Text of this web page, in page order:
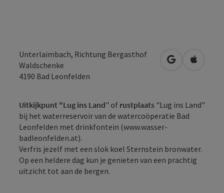
Unterlaimbach, Richtung Bergasthof
Waldschenke
4190 Bad Leonfelden
Openen in
Uitkijkpunt "Lug ins Land" of rustplaats "Lug ins Land"
bij het waterreservoir van de watercoöperatie Bad
Leonfelden met drinkfontein (www.wasser-
badleonfelden.at).
Verfris jezelf met een slok koel Sternstein bronwater.
Op een heldere dag kun je genieten van een prachtig
uitzicht tot aan de bergen.